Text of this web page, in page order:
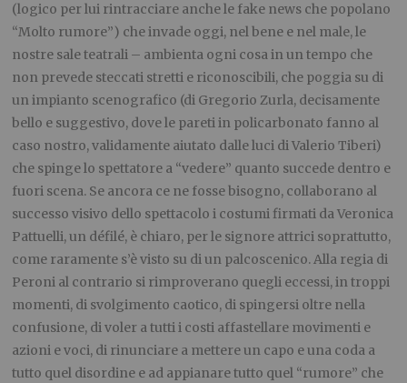
(logico per lui rintracciare anche le fake news che popolano
“Molto rumore”) che invade oggi, nel bene e nel male, le
nostre sale teatrali – ambienta ogni cosa in un tempo che
non prevede steccati stretti e riconoscibili, che poggia su di
un impianto scenografico (di Gregorio Zurla, decisamente
bello e suggestivo, dove le pareti in policarbonato fanno al
caso nostro, validamente aiutato dalle luci di Valerio Tiberi)
che spinge lo spettatore a “vedere” quanto succede dentro e
fuori scena. Se ancora ce ne fosse bisogno, collaborano al
successo visivo dello spettacolo i costumi firmati da Veronica
Pattuelli, un défilé, è chiaro, per le signore attrici soprattutto,
come raramente s’è visto su di un palcoscenico. Alla regia di
Peroni al contrario si rimproverano quegli eccessi, in troppi
momenti, di svolgimento caotico, di spingersi oltre nella
confusione, di voler a tutti i costi affastellare movimenti e
azioni e voci, di rinunciare a mettere un capo e una coda a
tutto quel disordine e ad appianare tutto quel “rumore” che